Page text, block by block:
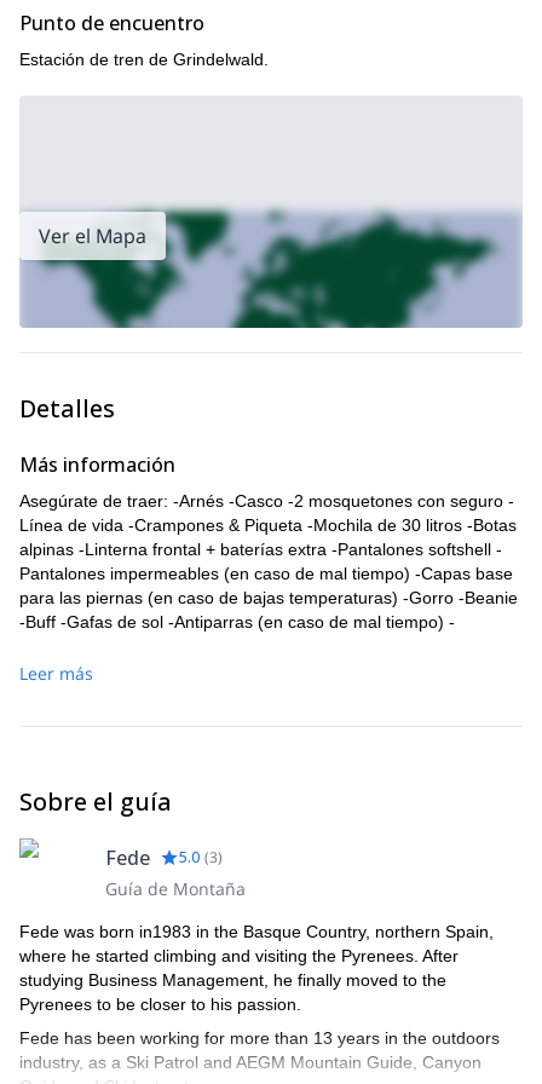
Punto de encuentro
Estación de tren de Grindelwald.
Ver el Mapa
Detalles
Más información
Asegúrate de traer: -Arnés -Casco -2 mosquetones con seguro -
Línea de vida -Crampones & Piqueta -Mochila de 30 litros -Botas
alpinas -Linterna frontal + baterías extra -Pantalones softshell -
Pantalones impermeables (en caso de mal tiempo) -Capas base
para las piernas (en caso de bajas temperaturas) -Gorro -Beanie
-Buff -Gafas de sol -Antiparras (en caso de mal tiempo) -
pares de guantes -Snacks -Chaqueta aislante -Chaqueta de
Leer más
Sobre el guía
Fede 5.0 (3)
Guía de Montaña
Fede was born in1983 in the Basque Country, northern Spain,
where he started climbing and visiting the Pyrenees. After
studying Business Management, he finally moved to the
Pyrenees to be closer to his passion.
Fede has been working for more than 13 years in the outdoors
industry, as a Ski Patrol and AEGM Mountain Guide, Canyon